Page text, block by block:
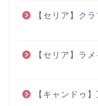
【セリア】ク
【セリア】ラ
【キャンドゥ